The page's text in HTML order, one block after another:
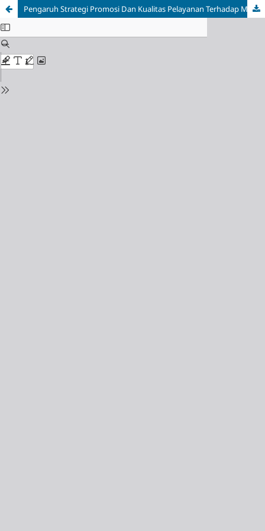
Pengaruh Strategi Promosi Dan Kualitas Pelayanan Terhadap Minat Beli Pada Dee Coffee House Waru Sidoarjo